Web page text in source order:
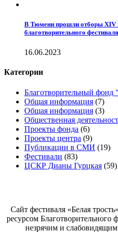
В Тюмени прошли отборы XIV
благотворительного
16.06.2023
Категории
Благотворительный фонд
Общая информация (7)
Общая информация (3)
Общественная
Проекты фонда (6)
Проекты центра (9)
Публикации в СМИ (19)
Фестивали (83)
ЦСКР Дианы Гурцкая (59)
Сайт фестиваля «Белая
ресурсом
незрячим и